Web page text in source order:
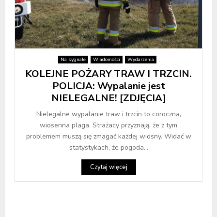
Na sygnale Wiadomości Wydarzenia
KOLEJNE POŻARY TRAW I TRZCIN.
POLICJA: Wypalanie jest
NIELEGALNE! [ZDJĘCIA]
Nielegalne wypalanie traw i trzcin to coroczna,
wiosenna plaga. Strażacy przyznają, że z tym
problemem muszą się zmagać każdej wiosny. Widać w
statystykach, że pogoda...
Czytaj więcej